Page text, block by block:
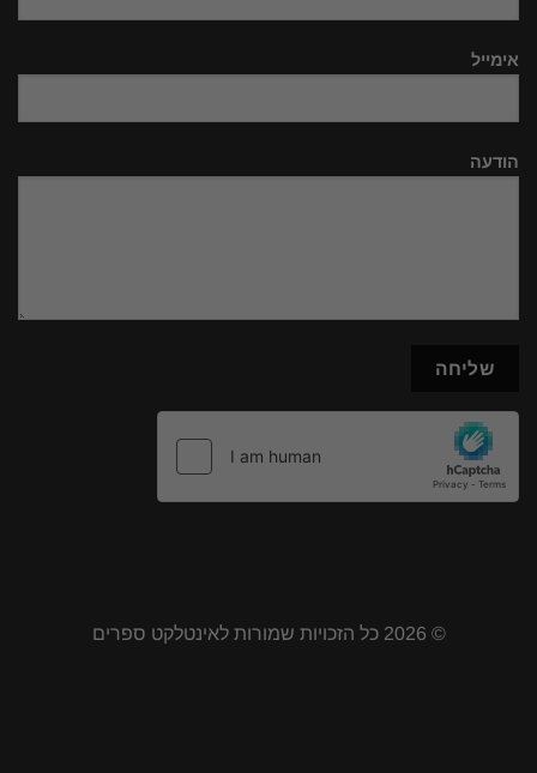
אימייל
הודעה
© 2026 כל הזכויות שמורות לאינטלקט ספרים